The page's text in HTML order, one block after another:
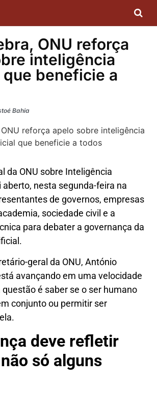
ONU reforça
inteligência
beneficie a
Bahia
da ONU sobre Inteligência
nesta segunda-feira na
de governos, empresas
sociedade civil e a
para debater a governança da
geral da ONU, António
avançando em uma velocidade
questão é saber se o ser humano
conjunto ou permitir ser
deve refletir
só alguns